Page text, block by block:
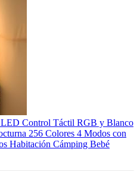
Control Táctil RGB y Blanco
256 Colores 4 Modos con
Habitación Cámping Bebé